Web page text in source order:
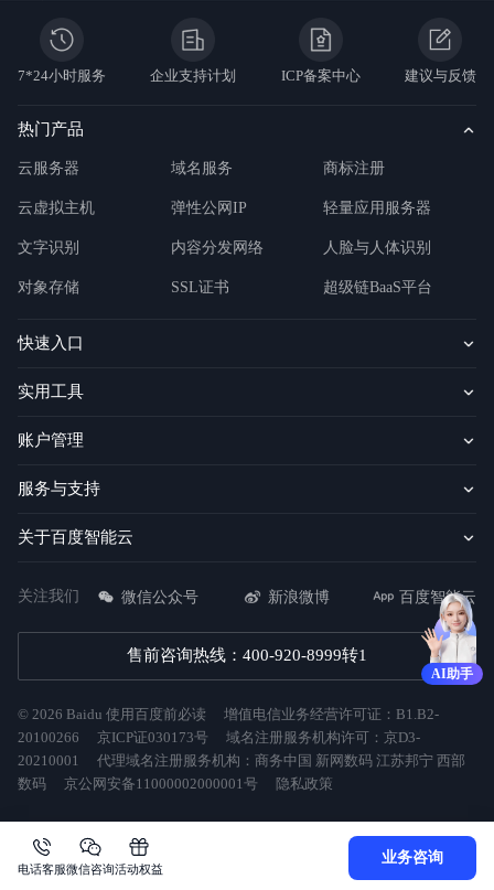
7*24小时服务 企业支持计划 ICP备案中心 建议与反馈
热门产品
云服务器 域名服务 商标注册
云虚拟主机 弹性公网IP 轻量应用服务器
文字识别 内容分发网络 人脸与人体识别
对象存储 SSL证书 超级链BaaS平台
快速入口
实用工具
账户管理
服务与支持
关于百度智能云
关注我们 微信公众号 新浪微博 百度智能云
售前咨询热线：400-920-8999转1
© 2026 Baidu 使用百度前必读
增值电信业务经营许可证：B1.B2-
20100266
京ICP证030173号
域名注册服务机构许可：京D3-
20210001
代理域名注册服务机构：商务中国 新网数码 江苏邦宁 西部
数码
京公网安备11000002000001号 隐私政策
AI助手
电话客服微信咨询活动权益
业务咨询